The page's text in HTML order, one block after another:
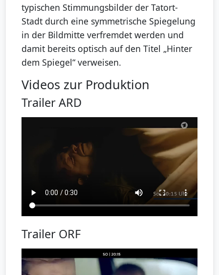
typischen Stimmungsbilder der Tatort-
Stadt durch eine symmetrische Spiegelung
in der Bildmitte verfremdet werden und
damit bereits optisch auf den Titel „Hinter
dem Spiegel“ verweisen.
Videos zur Produktion
Trailer ARD
Trailer ORF